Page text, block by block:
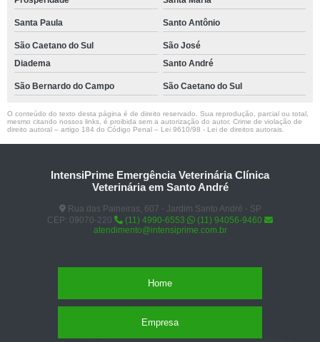
Santa Paula Santo Antônio
São Caetano do Sul
São José
Diadema
Santo André
São Bernardo do Campo São Caetano do Sul
O conteúdo do texto desta página é de direito reservado. Sua reprodução, parcial ou total,
mesmo citando nossos links, é proibida sem a autorização do autor. Crime de violação de
direito autoral – artigo 184 do Código Penal – Lei 9610/98 - Lei de direitos autorais
IntensiPrime Emergência Veterinária Clínica
Veterinária em Santo André
Rua das Paineiras, 607 - Jardim Santo André - SP
CEP: 09070-220
(11) 4990-6553
(11) 94056-9460
atendimento@intensiprime.com.br
Home
Empresa